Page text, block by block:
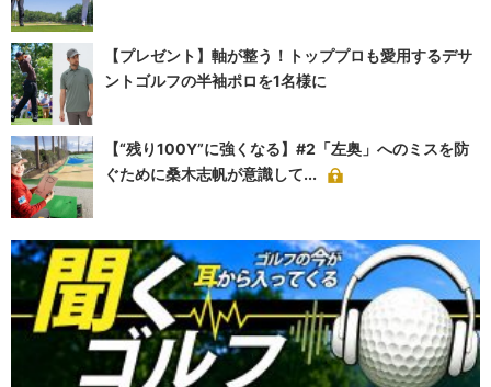
【プレゼント】軸が整う！トッププロも愛用するデサ
ントゴルフの半袖ポロを1名様に
【“残り100Y”に強くなる】#2「左奥」へのミスを防
ぐために桑木志帆が意識して...